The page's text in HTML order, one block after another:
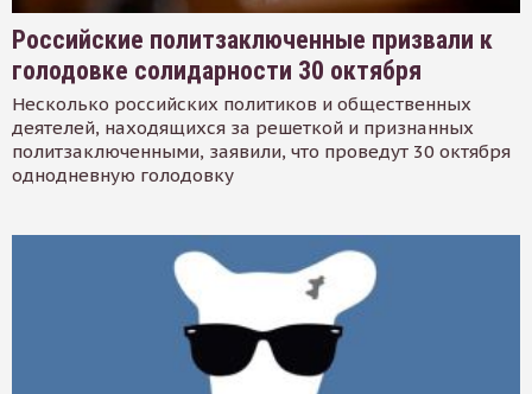
Российские политзаключенные призвали к
голодовке солидарности 30 октября
Несколько российских политиков и общественных
деятелей, находящихся за решеткой и признанных
политзаключенными, заявили, что проведут 30 октября
однодневную голодовку